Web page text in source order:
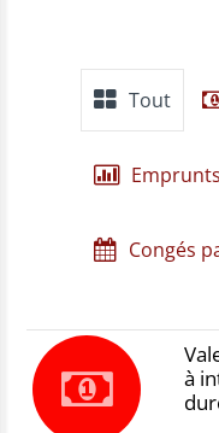
Tout
Emprunts
Congés
à